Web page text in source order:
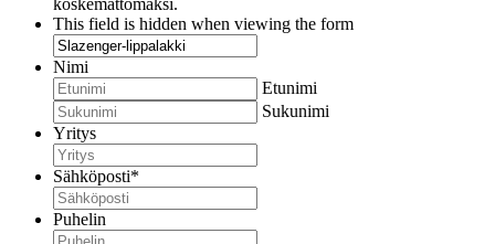
koskemattomaksi.
This field is hidden when viewing the form
Nimi
Etunimi
Sukunimi
Yritys
Sähköposti*
Puhelin